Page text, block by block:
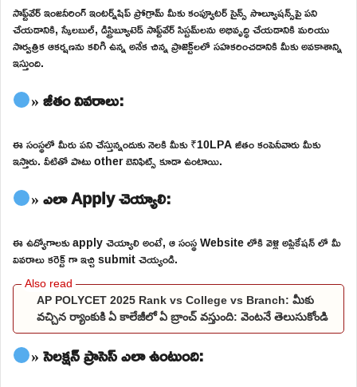
సాఫ్ట్‌వేర్ ఇంజనీరింగ్ ఇంటర్న్‌షిప్ ప్రోగ్రామ్ మీకు కంప్యూటర్ సైన్స్ సొల్యూషన్స్‌పై పని
చేయడానికి, స్కేలబుల్, డిస్ట్రిబ్యూటెడ్ సాఫ్ట్‌వేర్ సిస్టమ్‌లను అభివృద్ధి చేయడానికి మరియు
సార్వత్రిక ఆకర్షణను కలిగి ఉన్న అనేక చిన్న ప్రాజెక్ట్‌లలో సహకరించడానికి మీకు అవకాశాన్ని
ఇస్తుంది.
» జీతం వివరాలు:
ఈ సంస్థలో మీరు పని చేస్తున్నందుకు నెలకి మీకు ₹10LPA జీతం కంపెనీవారు మీకు
ఇస్తారు. వీటితో పాటు other బెనిఫిట్స్ కూడా ఉంటాయి.
» ఎలా Apply చెయ్యాలి:
ఈ ఉద్యోగాలకు apply చెయ్యాలి అంటే, ఆ సంస్థ Website లోకి వెళ్లి అప్లికేషన్ లో మీ
వివరాలు కరెక్ట్ గా ఇచ్చి submit చెయ్యండి.
AP POLYCET 2025 Rank vs College vs Branch: మీకు
వచ్చిన ర్యాంకుకి ఏ కాలేజీలో ఏ బ్రాంచ్ వస్తుంది: వెంటనే తెలుసుకోండి
» సెలక్షన్ ప్రాసెస్ ఎలా ఉంటుంది: